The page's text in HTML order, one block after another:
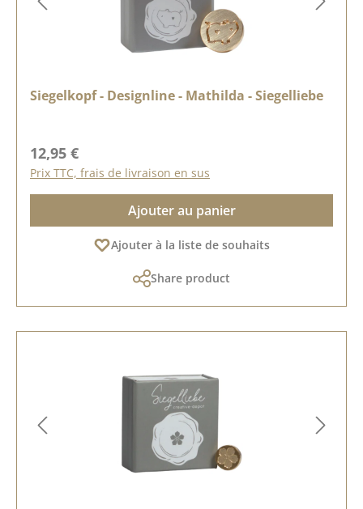
Siegelkopf - Designline - Mathilda - Siegelliebe
Prix régulier :
12,95 €
Prix TTC, frais de livraison en sus
Ajouter au panier
Ajouter à la liste de souhaits
Share product